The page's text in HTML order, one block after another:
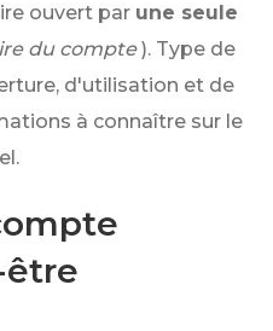
ouvert par une seule
du compte ). Type de
d'utilisation et de
à connaître sur le